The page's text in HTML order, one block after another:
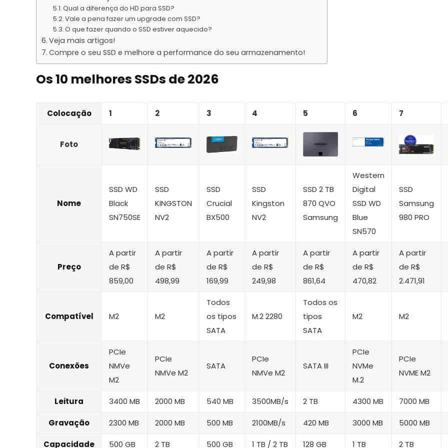
Qual a diferença do HD para SSD?
Vale a pena fazer um upgrade com SSD?
O que fazer quando o SSD estiver aquecido?
Veja mais artigos!
Compre o seu SSD e melhore a performance do seu armazenamento!
Os 10 melhores SSDs de 2026
Colocação 1 2 3 4 5 6 7
Foto
Nome
SSD WD
Black
SN750SE
SSD
KINGSTON
NV2
SSD
Crucial
BX500
SSD
Kingston
NV2
SSD 2 TB
870 QVO
Samsung
Western
Digital
SSD WD
Blue
SN570
SSD
Samsung
980 PRO
Preço
A partir
de R$
859,00
A partir
de R$
498,99
A partir
de R$
169,99
A partir
de R$
249,98
A partir
de R$
861,64
A partir
de R$
470,82
A partir
de R$
2.471,91
Compatível M2 M2
Todos
os tipos
SATA
M.2 2280
Todos os
tipos
SATA
M2 M2
Conexões
PCIe
NMVe
M2
PCIe
NMVe M2
SATA
PCIe
NMVe M2
SATA III
PCIe
NVMe
M.2
PCIe
NVME M2
Leitura 3400 MB 2000 MB 540 MB 3500MB/s 2 TB 4300 MB 7000 MB
Gravação 2300 MB 2000 MB 500 MB 2100MB/s 420 MB 3000 MB 5000 MB
Capacidade 500 GB 2 TB 500 GB 1 TB / 2 TB 128 GB 1 TB 2 TB